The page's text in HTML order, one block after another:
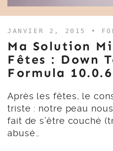
JANVIER 2, 2015 •
Ma Solution
Fêtes : Down
Formula 10.0.6
Après les fêtes, le
triste : notre peau
fait de s’être couché
abusé…